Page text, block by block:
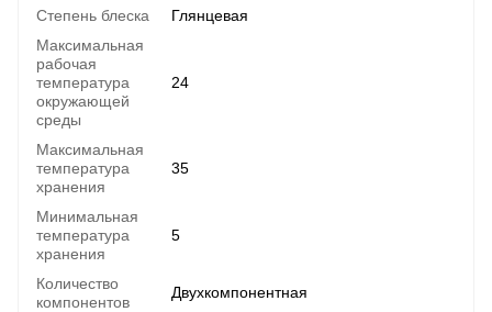
Степень блеска
Глянцевая
Максимальная
рабочая
температура
окружающей
среды
24
Максимальная
температура
хранения
35
Минимальная
температура
хранения
5
Количество
компонентов
Двухкомпонентная